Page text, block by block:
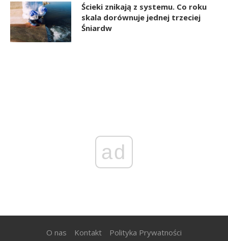
Ścieki znikają z systemu. Co roku
skala dorównuje jednej trzeciej
Śniardw
ad
O nas Kontakt Polityka Prywatności